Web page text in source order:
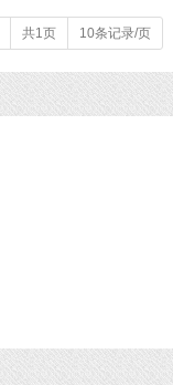
共1页 10条记录/页